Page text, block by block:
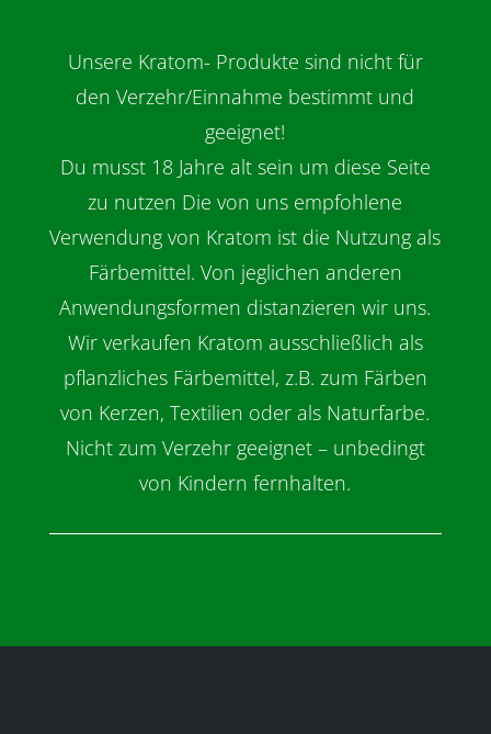
Unsere Kratom- Produkte sind nicht für
den Verzehr/Einnahme bestimmt und
geeignet!
Du musst 18 Jahre alt sein um diese Seite
zu nutzen Die von uns empfohlene
Verwendung von Kratom ist die Nutzung als
Färbemittel. Von jeglichen anderen
Anwendungsformen distanzieren wir uns.
Wir verkaufen Kratom ausschließlich als
pflanzliches Färbemittel, z.B. zum Färben
von Kerzen, Textilien oder als Naturfarbe.
Nicht zum Verzehr geeignet – unbedingt
von Kindern fernhalten.